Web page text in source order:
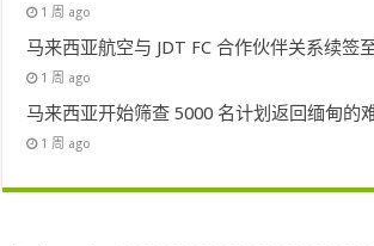
1 周 ago
马来西亚航空与 JDT FC 合作伙伴关系续签
1 周 ago
马来西亚开始筛查 5000 名计划返回缅甸的
1 周 ago